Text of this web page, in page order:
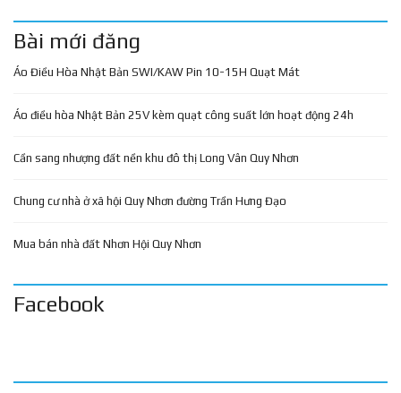
Bài mới đăng
Áo Điều Hòa Nhật Bản SWI/KAW Pin 10-15H Quạt Mát
Áo điều hòa Nhật Bản 25V kèm quạt công suất lớn hoạt động 24h
Cần sang nhượng đất nền khu đô thị Long Vân Quy Nhơn
Chung cư nhà ở xã hội Quy Nhơn đường Trần Hưng Đạo
Mua bán nhà đất Nhơn Hội Quy Nhơn
Facebook